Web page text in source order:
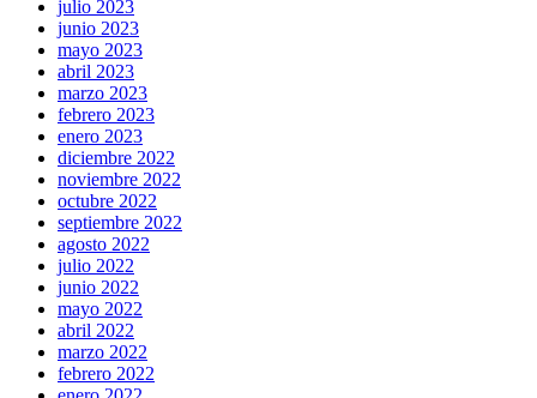
julio 2023
junio 2023
mayo 2023
abril 2023
marzo 2023
febrero 2023
enero 2023
diciembre 2022
noviembre 2022
octubre 2022
septiembre 2022
agosto 2022
julio 2022
junio 2022
mayo 2022
abril 2022
marzo 2022
febrero 2022